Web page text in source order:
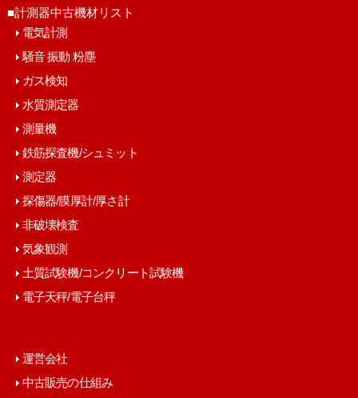
■計測器中古機材リスト
電気計測
騒音 振動 粉塵
ガス検知
水質測定器
測量機
鉄筋探査機/シュミット
測定器
探傷器/膜厚計/厚さ計
非破壊検査
気象観測
土質試験機/コンクリート試験機
電子天秤/電子台秤
運営会社
中古販売の仕組み